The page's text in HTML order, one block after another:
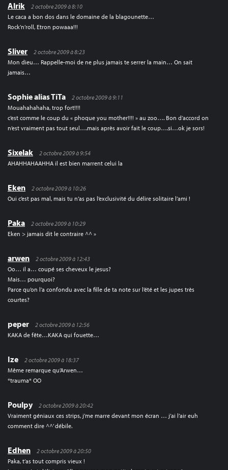
Alrik
2 octobre 2009 à 8:10
Le caca a bon dos dans le domaine de la blagounette…
Rock’n’roll, Etron powaaa!!!
Sliver
2 octobre 2009 à 8:23
Mon dieu… Rappelle-moi de ne plus jamais te serrer la main… On sait
jamais…
Sophie alias TiTa
2 octobre 2009 à 9:11
Mouahahahaha, trop fort!!!!
c’est comme le coup du « phoque you mother!!!! » au zoo…. Bon d’accord on
n’est vraiment pas tout seul….mais après avoir fait le coup….si…ok je sors!
Sixelak
2 octobre 2009 à 9:54
AHAHHAHAAHHA il est bien marrent celui la
Eken
2 octobre 2009 à 10:26
Oui c’est pas mal, mais tu n’as pas l’exclusivité du délire solitaire l’ami !
Paka
2 octobre 2009 à 10:29
Eken > jamais dit le contraire ^^ »
arwen
2 octobre 2009 à 12:43
Oo… il a… coupé ses cheveux le jesus?
Mais… pourquoi?
Parce qu’on l’a confondu avec la fille de ta note sur l’été et les jupes très
courtes?
peper
2 octobre 2009 à 12:56
KAKA de fête…KAKA qui fouette…
Ize
2 octobre 2009 à 18:37
Même remarque qu’Arwen…
*trauma* OO
Poulpy
2 octobre 2009 à 20:42
Vraiment géniaux ces strips, j’me marre devant mon écran … j’ai l’air euh
comment dire ^^’ débile.
Edhen
2 octobre 2009 à 20:50
Paka, t’as tout compris vieux !